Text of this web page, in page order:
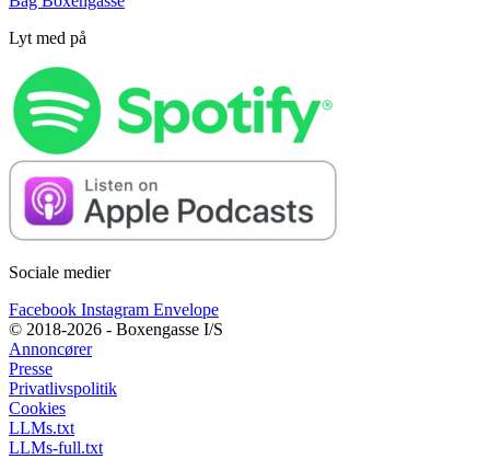
Lyt med på
Sociale medier
Facebook Instagram Envelope
© 2018-2026 - Boxengasse I/S
Annoncører
Presse
Privatlivspolitik
Cookies
LLMs.txt
LLMs-full.txt